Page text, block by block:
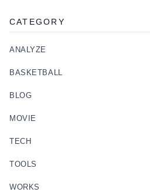
CATEGORY
ANALYZE
BASKETBALL
BLOG
MOVIE
TECH
TOOLS
WORKS